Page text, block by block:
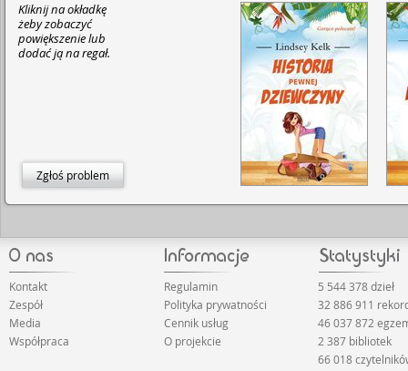
Kliknij na okładkę
żeby zobaczyć
powiększenie lub
dodać ją na regał.
Zgłoś problem
Kontakt
Zespół
Media
Współpraca
Regulamin
Polityka prywatności
Cennik usług
O projekcie
5 544 378 dzieł
32 886 911
46 037 872
2 387 bibliotek
66 018